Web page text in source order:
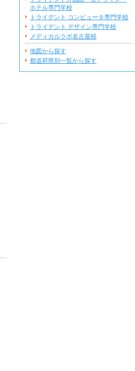
ホテル専門学校
トライデント コンピュータ専門学校
トライデント デザイン専門学校
メディカルラボ名古屋校
地図から探す
都道府県別一覧から探す